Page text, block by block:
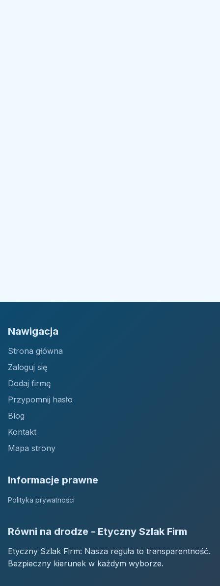
Nawigacja
Strona główna
Zaloguj się
Dodaj firmę
Przypomnij hasło
Blog
Kontakt
Mapa strony
Informacje prawne
Polityka prywatności
Równi na drodze - Etyczny Szlak Firm
Etyczny Szlak Firm: Nasza reguła to transparentność.
Bezpieczny kierunek w każdym wyborze.